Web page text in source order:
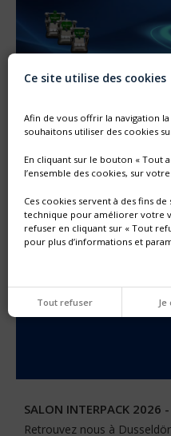
Thimonnier lance une
entièrement configurable
SALON INTERPACK
Retrouvez nous à
Ce site utilise des cookies
Afin de vous offrir la navigation
souhaitons utiliser des cookies
En cliquant sur le bouton « Tout
l’ensemble des cookies, sur
Ces cookies servent à des fins
technique pour améliorer votre
refuser en cliquant sur « Tout
pour plus d’informations et
Tout refuser Je